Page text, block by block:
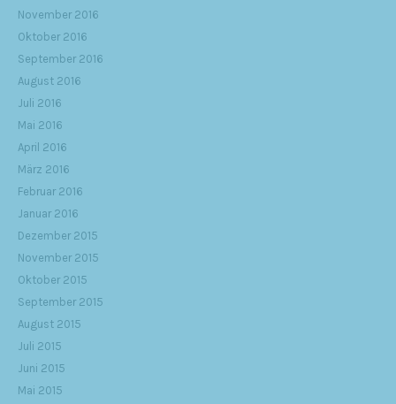
November 2016
Oktober 2016
September 2016
August 2016
Juli 2016
Mai 2016
April 2016
März 2016
Februar 2016
Januar 2016
Dezember 2015
November 2015
Oktober 2015
September 2015
August 2015
Juli 2015
Juni 2015
Mai 2015